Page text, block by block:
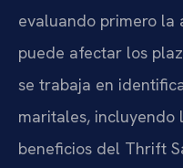
evaluando primero la
puede afectar los
se trabaja en
maritales, incluyendo
beneficios del Thrift